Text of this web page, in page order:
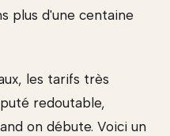
plus d'une centaine
les tarifs très
redoutable,
on débute. Voici un